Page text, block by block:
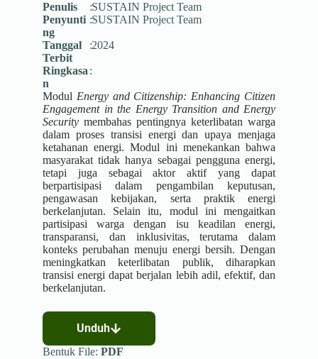
Penulis :SUSTAIN Project Team
Penyunti
ng
:SUSTAIN Project Team
Tanggal
Terbit
:2024
Ringkasa
n
:
Modul Energy and Citizenship: Enhancing Citizen
Engagement in the Energy Transition and Energy
Security membahas pentingnya keterlibatan warga
dalam proses transisi energi dan upaya menjaga
ketahanan energi. Modul ini menekankan bahwa
masyarakat tidak hanya sebagai pengguna energi,
tetapi juga sebagai aktor aktif yang dapat
berpartisipasi dalam pengambilan keputusan,
pengawasan kebijakan, serta praktik energi
berkelanjutan. Selain itu, modul ini mengaitkan
partisipasi warga dengan isu keadilan energi,
transparansi, dan inklusivitas, terutama dalam
konteks perubahan menuju energi bersih. Dengan
meningkatkan keterlibatan publik, diharapkan
transisi energi dapat berjalan lebih adil, efektif, dan
berkelanjutan.
Unduh
Bentuk File: PDF